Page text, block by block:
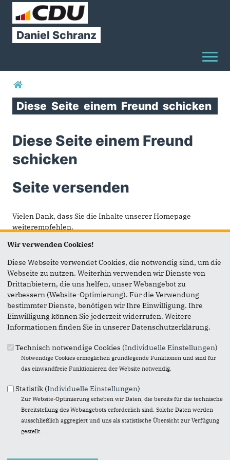
Daniel Schranz
Sie sind hier
Diese Seite einem Freund schicken
Diese Seite einem Freund
schicken
Seite versenden
Vielen Dank, dass Sie die Inhalte unserer Homepage
weiterempfehlen.
Anmerkung: Ihre E-Mail-Adresse wird benötigt um die
informieren, von wem die Empfehlung kommt, und dass es
kein Spam ist.
Das mit * gekennzeichnete Feld ist ein Pflichtfeld.
Eigene E-Mail-Adresse*
Eigener Name*
Senden an*
Wir verwenden Cookies!
Diese Webseite verwendet Cookies, die notwendig sind, um die
Webseite zu nutzen. Weiterhin verwenden wir Dienste von
Drittanbietern, die uns helfen, unser Webangebot zu
verbessern (Website-Optimierung). Für die Verwendung
bestimmter Dienste, benötigen wir Ihre Einwilligung. Ihre
Einwilligung können Sie jederzeit widerrufen. Weitere
Informationen finden Sie in unserer Datenschutzerklärung.
Technisch notwendige Cookies (Individuelle Einstellungen)
Notwendige Cookies ermöglichen grundlegende Funktionen und sind für
das einwandfreie Funktionieren der Website notwendig.
Statistik (Individuelle Einstellungen)
Zur Website-Optimierung erheben wir Daten, die bereits für die technische
Bereitstellung des Webangebots erforderlich sind. Solche Daten werden
ausschließlich aggregiert und uns als statistische Übersicht zur Verfügung
gestellt.